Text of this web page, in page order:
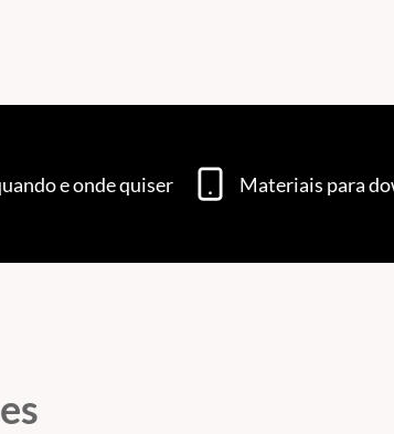
e onde quiser Materiais para